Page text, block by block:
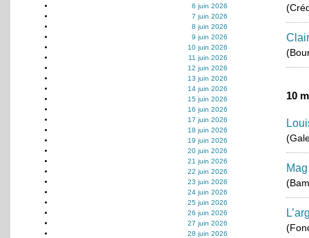
6 juin 2026
7 juin 2026
8 juin 2026
9 juin 2026
10 juin 2026
11 juin 2026
12 juin 2026
13 juin 2026
14 juin 2026
15 juin 2026
16 juin 2026
17 juin 2026
18 juin 2026
19 juin 2026
20 juin 2026
21 juin 2026
22 juin 2026
23 juin 2026
24 juin 2026
25 juin 2026
26 juin 2026
27 juin 2026
28 juin 2026
10
Mag